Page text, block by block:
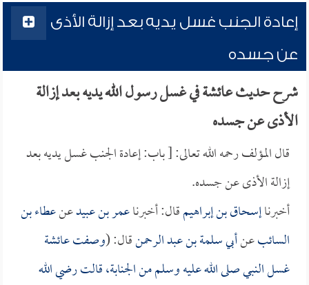
إعادة الجنب غسل يديه بعد إزالة الأذى
عن جسده
شرح حديث عائشة في غسل رسول الله يديه بعد إزالة
الأذى عن جسده
قال المؤلف رحمه الله تعالى: [ باب: إعادة الجنب غسل يديه بعد
إزالة الأذى عن جسده.
أخبرناإسحاق بن إبراهيمقال: أخبرناعمر بن عبيدعنعطاء بن
السائبعنأبي سلمة بن عبد الرحمنقال: (وصفتعائشة
غسل النبي صلى الله عليه وسلم من الجنابة، قالت رضي الله